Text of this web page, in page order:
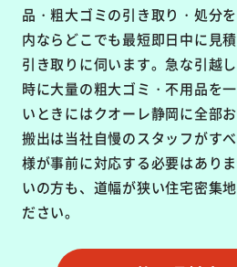
品・粗大ゴミの引き取り・処分
内ならどこでも最短即日中に見
引き取りに伺います。急な引越
時に大量の粗大ゴミ・不用品を
いときにはクオーレ静岡に全部
搬出は当社自慢のスタッフがす
様が事前に対応する必要はあり
いの方も、道幅が狭い住宅密集
ださい。